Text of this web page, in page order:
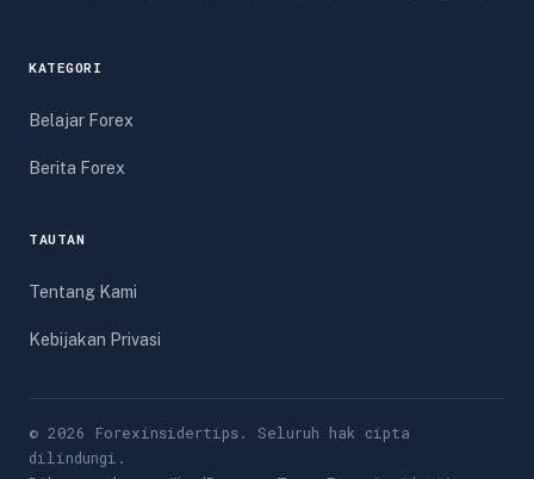
KATEGORI
Belajar Forex
Berita Forex
TAUTAN
Tentang Kami
Kebijakan Privasi
© 2026 Forexinsidertips. Seluruh hak cipta
dilindungi.